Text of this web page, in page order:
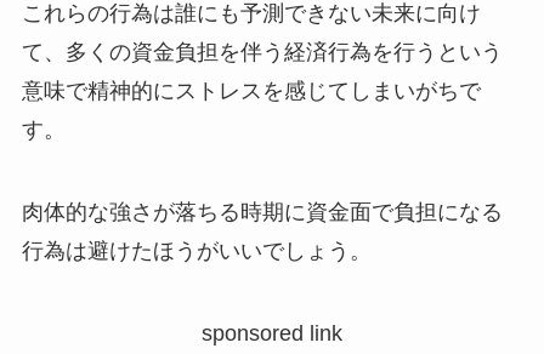
これらの行為は誰にも予測できない未来に向け
て、多くの資金負担を伴う経済行為を行うという
意味で精神的にストレスを感じてしまいがちで
す。
肉体的な強さが落ちる時期に資金面で負担になる
行為は避けたほうがいいでしょう。
sponsored link